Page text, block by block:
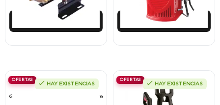
Añadir al carrito Añadir al carrito
OFERTAS
HAY EXISTENCIAS
Fumigadora De Espalda Alterman
Gasolina 2T, 26 Cc, Bomba Nylon Libre
OFERTAS
HAY EXISTENCIAS
Hidrolavadora Eléctrica Takima
1.400W 1.600Psi, Tkepw-1600-A.